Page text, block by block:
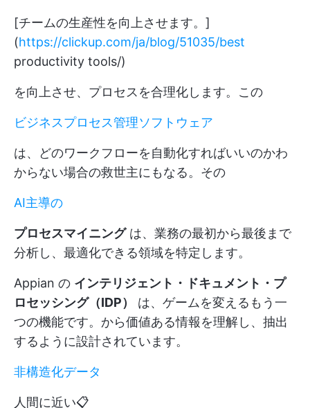
[チームの生産性を向上させます。]
(https://clickup.com/ja/blog/51035/best
productivity tools/)
を向上させ、プロセスを合理化します。この
ビジネスプロセス管理ソフトウェア
は、どのワークフローを自動化すればいいのかわ
からない場合の救世主にもなる。その
AI主導の
プロセスマイニングは、業務の最初から最後まで
分析し、最適化できる領域を特定します。
Appian の インテリジェント・ドキュメント・プ
ロセッシング（IDP）
は、ゲームを変えるもう一
つの機能です。から価値ある情報を理解し、抽出
するように設計されています。
非構造化データ
人間に近い📋